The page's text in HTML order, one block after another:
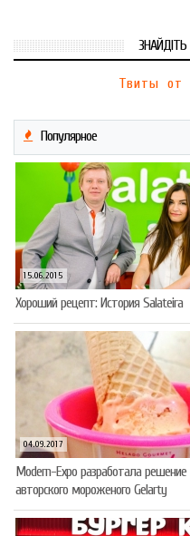
ЗНАЙДІТЬ
Твиты от
Популярное
15.06.2015
Хороший рецепт: История Salateira
04.09.2017
Modern-Expo разработала
авторского мороженого Gelarty